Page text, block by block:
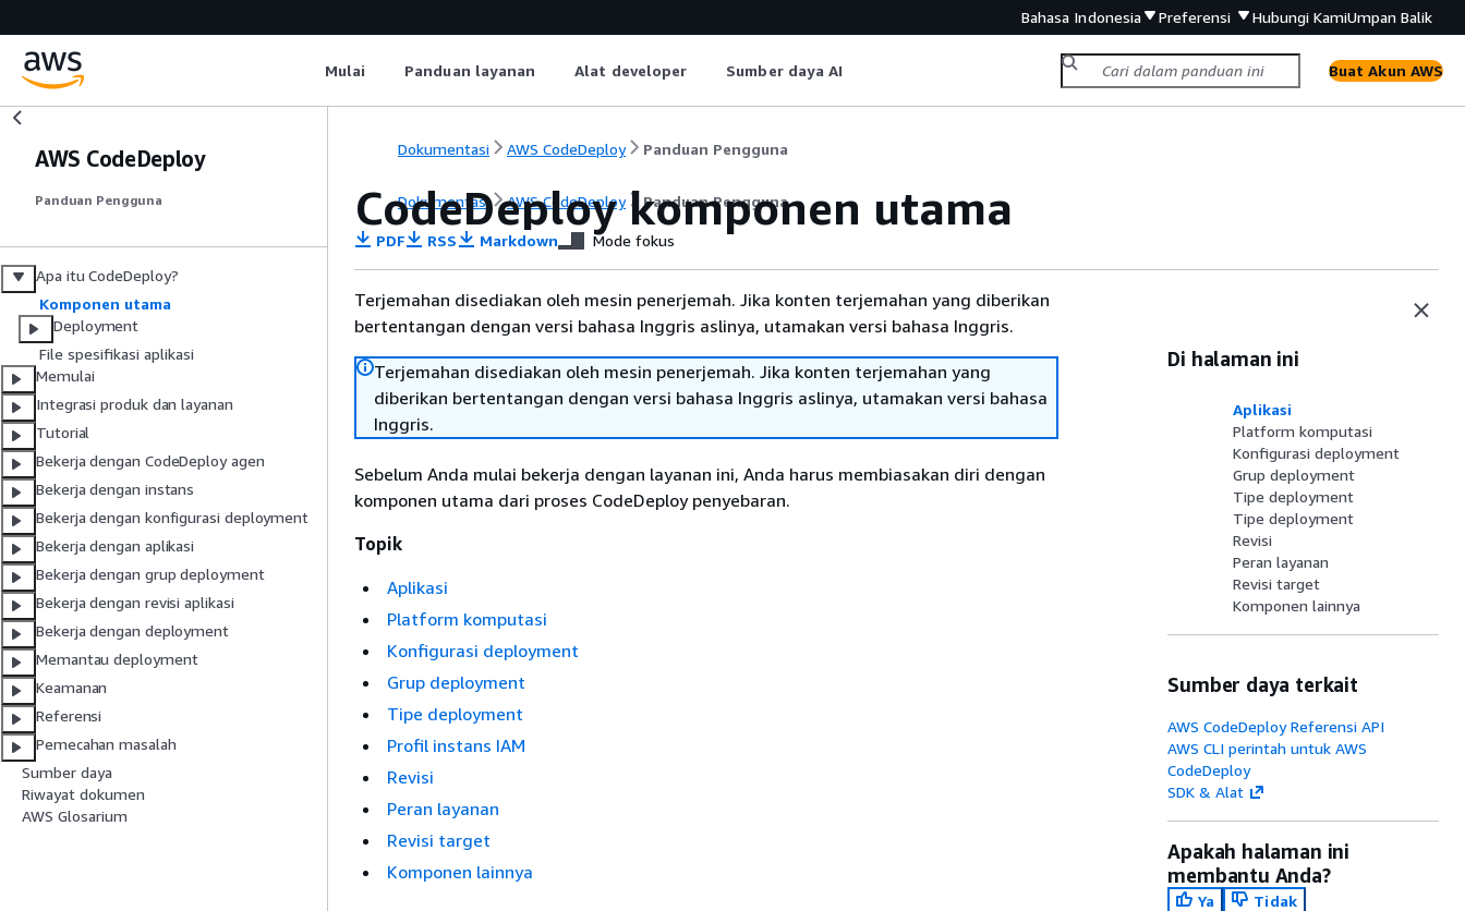
Bahasa Indonesia Preferensi Hubungi KamiUmpan Balik
Mulai Panduan layanan Alat developer Sumber daya AI Buat Akun AWS
AWS CodeDeploy
Panduan Pengguna
Apa itu CodeDeploy?
Komponen utama
Deployment
File spesifikasi aplikasi
Memulai
Integrasi produk dan layanan
Tutorial
Bekerja dengan CodeDeploy agen
Bekerja dengan instans
Bekerja dengan konfigurasi deployment
Bekerja dengan aplikasi
Bekerja dengan grup deployment
Bekerja dengan revisi aplikasi
Bekerja dengan deployment
Memantau deployment
Keamanan
Referensi
Pemecahan masalah
Sumber daya
Riwayat dokumen
AWS Glosarium
Dokumentasi AWS CodeDeploy Panduan Pengguna
Dokumentasi AWS CodeDeploy Panduan Pengguna
CodeDeploy komponen utama
PDF RSS Markdown Mode fokus
Terjemahan disediakan oleh mesin penerjemah. Jika konten terjemahan yang diberikan
bertentangan dengan versi bahasa Inggris aslinya, utamakan versi bahasa Inggris.
Terjemahan disediakan oleh mesin penerjemah. Jika konten terjemahan yang
diberikan bertentangan dengan versi bahasa Inggris aslinya, utamakan versi bahasa
Inggris.
Sebelum Anda mulai bekerja dengan layanan ini, Anda harus membiasakan diri dengan
komponen utama dari proses CodeDeploy penyebaran.
Topik
Aplikasi
Platform komputasi
Konfigurasi deployment
Grup deployment
Tipe deployment
Profil instans IAM
Revisi
Peran layanan
Revisi target
Komponen lainnya
Di halaman ini
Aplikasi
Platform komputasi
Konfigurasi deployment
Grup deployment
Tipe deployment
Tipe deployment
Revisi
Peran layanan
Revisi target
Komponen lainnya
Sumber daya terkait
AWS CodeDeploy Referensi API
AWS CLI perintah untuk AWS
CodeDeploy
SDK & Alat
Apakah halaman ini
membantu Anda?
Ya
Tidak